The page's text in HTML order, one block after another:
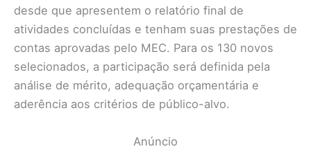
desde que apresentem o relatório final de
atividades concluídas e tenham suas prestações de
contas aprovadas pelo MEC. Para os 130 novos
selecionados, a participação será definida pela
análise de mérito, adequação orçamentária e
aderência aos critérios de público-alvo.
Anúncio